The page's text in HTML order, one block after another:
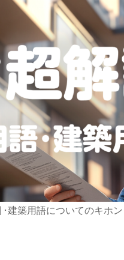
･建築用語についてのキホン